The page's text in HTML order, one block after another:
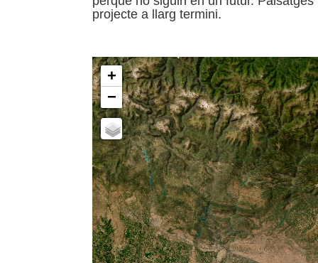
projecte a llarg termini.
+
−